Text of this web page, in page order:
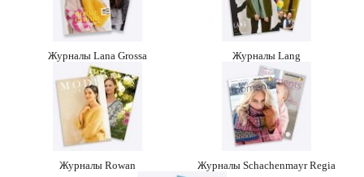
Журналы Lana Grossa Журналы Lang
Журналы Rowan Журналы Schachenmayr Regia